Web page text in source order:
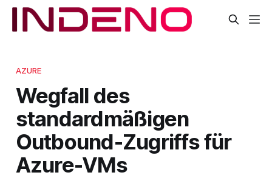
AZURE
Wegfall des
standardmäßigen
Outbound-Zugriffs für
Azure-VMs